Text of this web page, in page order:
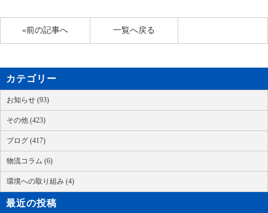
«前の記事へ 一覧へ戻る
カテゴリー
お知らせ (93)
その他 (423)
ブログ (417)
物流コラム (6)
環境への取り組み (4)
最近の投稿